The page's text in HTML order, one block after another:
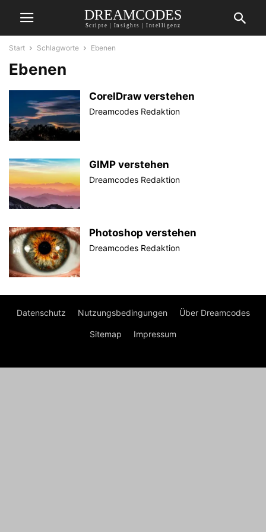
DREAMCODES
Scripte | Insights | Intelligenz
Start Schlagworte Ebenen
Ebenen
CorelDraw verstehen
Dreamcodes Redaktion
GIMP verstehen
Dreamcodes Redaktion
Photoshop verstehen
Dreamcodes Redaktion
Datenschutz Nutzungsbedingungen Über Dreamcodes
Sitemap Impressum